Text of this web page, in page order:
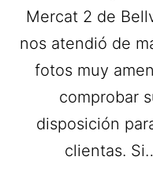
Mercat 2 de
nos atendió de
fotos muy
comprobar
disposición
clientas.